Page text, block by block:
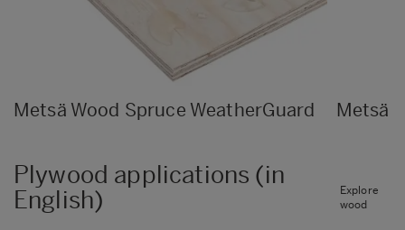
Metsä Wood Spruce WeatherGuard Metsä
Plywood applications (in
English)
Explore
wood